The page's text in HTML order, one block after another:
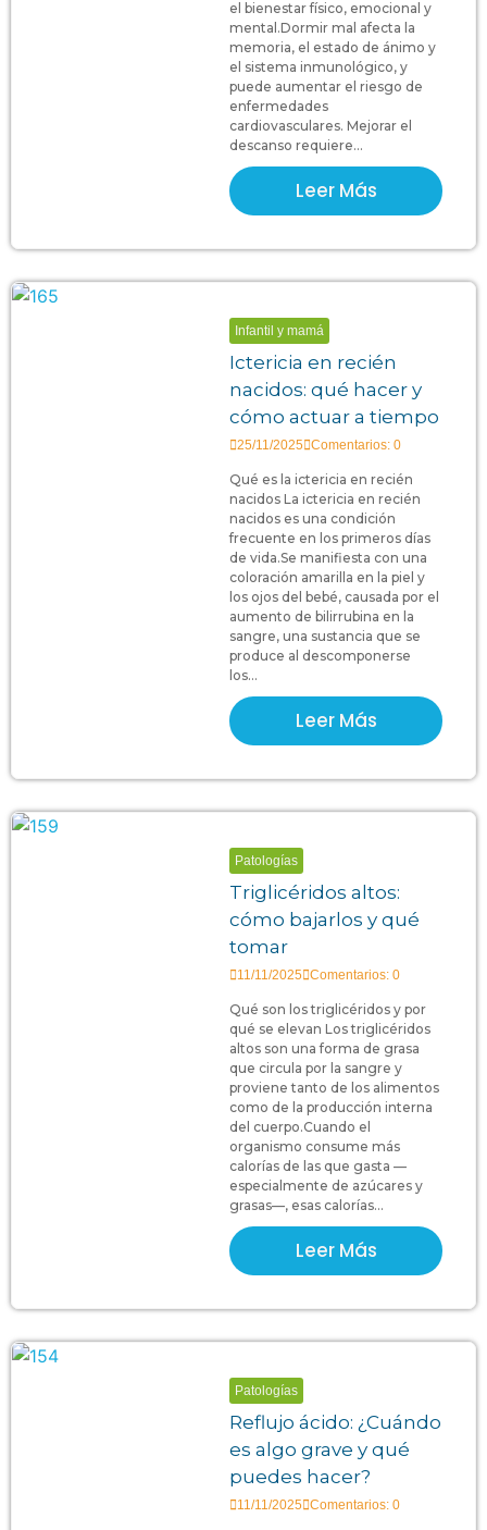
el bienestar físico, emocional y
mental.Dormir mal afecta la
memoria, el estado de ánimo y
el sistema inmunológico, y
puede aumentar el riesgo de
enfermedades
cardiovasculares. Mejorar el
descanso requiere...
Leer Más
Infantil y mamá
Ictericia en recién
nacidos: qué hacer y
cómo actuar a tiempo
25/11/2025 Comentarios: 0
Qué es la ictericia en recién
nacidos La ictericia en recién
nacidos es una condición
frecuente en los primeros días
de vida.Se manifiesta con una
coloración amarilla en la piel y
los ojos del bebé, causada por el
aumento de bilirrubina en la
sangre, una sustancia que se
produce al descomponerse
los...
Leer Más
Patologías
Triglicéridos altos:
cómo bajarlos y qué
tomar
11/11/2025 Comentarios: 0
Qué son los triglicéridos y por
qué se elevan Los triglicéridos
altos son una forma de grasa
que circula por la sangre y
proviene tanto de los alimentos
como de la producción interna
del cuerpo.Cuando el
organismo consume más
calorías de las que gasta —
especialmente de azúcares y
grasas—, esas calorías...
Leer Más
Patologías
Reflujo ácido: ¿Cuándo
es algo grave y qué
puedes hacer?
11/11/2025 Comentarios: 0